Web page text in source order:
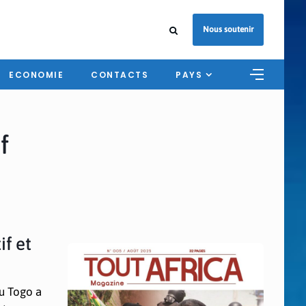
Nous soutenir
ECONOMIE CONTACTS PAYS
et
Togo a